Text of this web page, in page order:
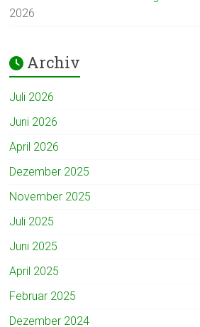
2026
Archiv
Juli 2026
Juni 2026
April 2026
Dezember 2025
November 2025
Juli 2025
Juni 2025
April 2025
Februar 2025
Dezember 2024